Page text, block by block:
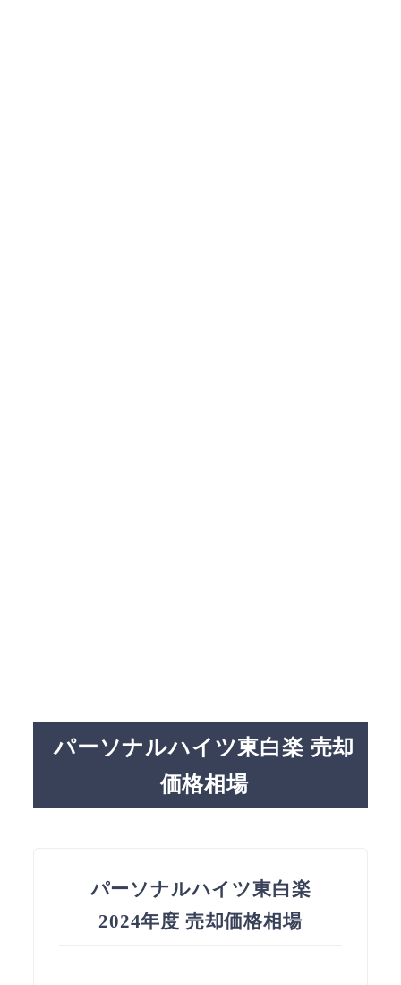
パーソナルハイツ東白楽 売却
価格相場
パーソナルハイツ東白楽
2024年度 売却価格相場